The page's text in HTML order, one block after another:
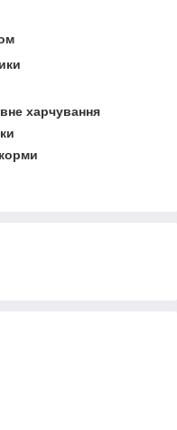
харчування